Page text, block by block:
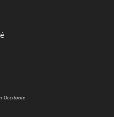
Occitanie